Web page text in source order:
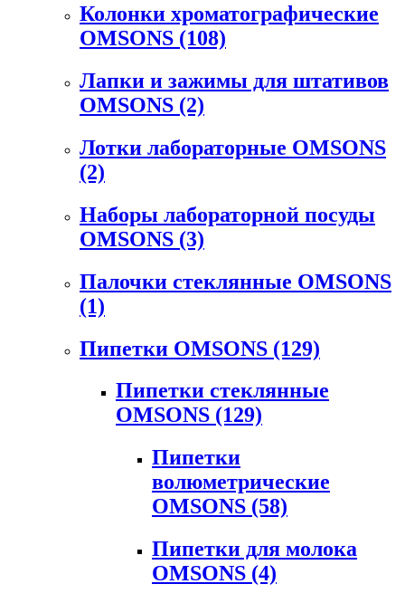
Колонки хроматографические
OMSONS (108)
Лапки и зажимы для штативов
OMSONS (2)
Лотки лабораторные OMSONS
(2)
Наборы лабораторной посуды
OMSONS (3)
Палочки стеклянные OMSONS
(1)
Пипетки OMSONS (129)
Пипетки стеклянные
OMSONS (129)
Пипетки
волюметрические
OMSONS (58)
Пипетки для молока
OMSONS (4)